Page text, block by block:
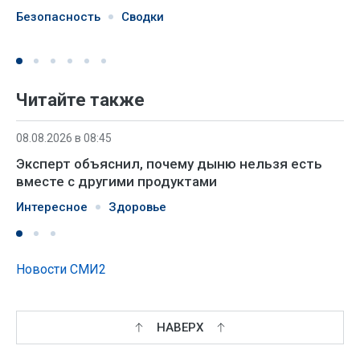
Безопасность Сводки
Читайте также
08.08.2026 в 08:45
Эксперт объяснил, почему дыню нельзя есть
вместе с другими продуктами
Интересное Здоровье
Новости СМИ2
НАВЕРХ